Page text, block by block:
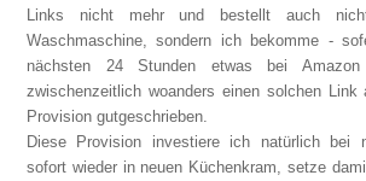
Links nicht mehr und bestellt auch
Waschmaschine, sondern ich bekomme -
nächsten 24 Stunden etwas bei
zwischenzeitlich woanders einen solchen
Provision gutgeschrieben.
Diese Provision investiere ich natürlich bei
sofort wieder in neuen Küchenkram, setze